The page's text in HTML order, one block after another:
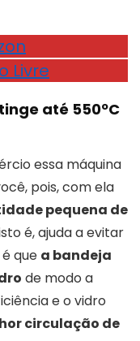
Livre
até 550ºC
essa máquina
pois, com ela
pequena de
é, ajuda a evitar
que a bandeja
de modo a
e o vidro
circulação de